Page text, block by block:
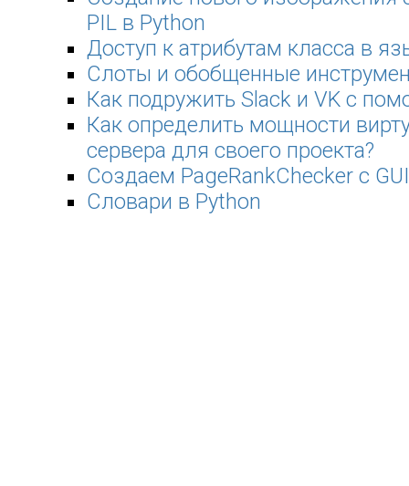
PIL в Python
Доступ к атрибутам класса в
Слоты и обобщенные
Как подружить Slack и VK с
Как определить мощности
сервера для своего проекта?
Создаем PageRankChecker с
Словари в Python